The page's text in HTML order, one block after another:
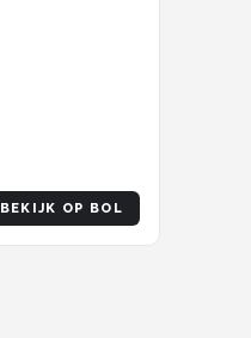
BEKIJK OP BOL